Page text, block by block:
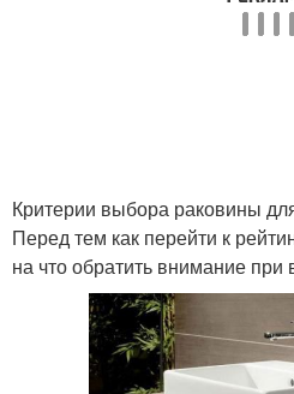
Критерии выбора раковины
Перед тем как перейти к
на что обратить внимание